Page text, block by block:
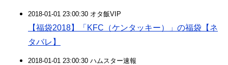
2018-01-01 23:00:30 オタ飯VIP
【福袋2018】「KFC（ケンタッキー）」の福袋【ネ
タバレ】
2018-01-01 23:00:30 ハムスター速報